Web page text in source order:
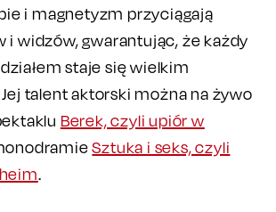
i magnetyzm przyciągają
i widzów, gwarantując, że każdy
staje się wielkim
talent aktorski można na żywo
Berek, czyli upiór w
Sztuka i seks, czyli
.